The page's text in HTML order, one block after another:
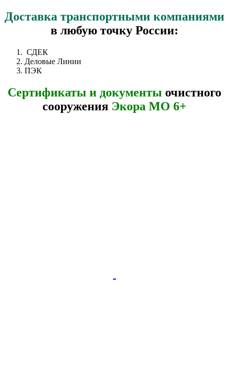
Доставка транспортными компаниями
в любую точку России:
СДЕК
Деловые Линии
ПЭК
Сертификаты и документы очистного
сооружения Экора МО 6+